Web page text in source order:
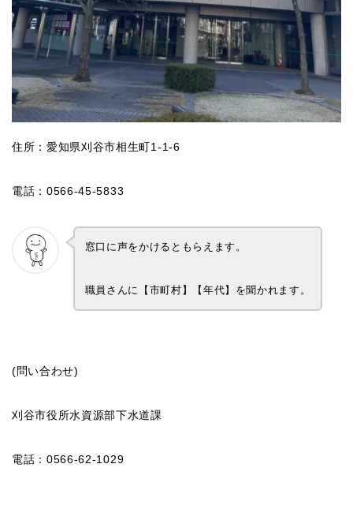
住所：愛知県刈谷市相生町1-1-6
電話：0566-45-5833
窓口に声をかけるともらえます。
職員さんに【市町村】【年代】を聞かれます。
(問い合わせ)
刈谷市役所水資源部下水道課
電話：0566-62-1029